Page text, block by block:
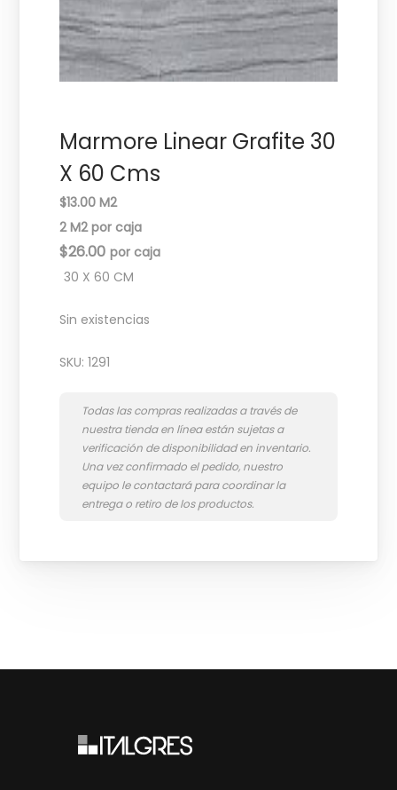
c
ó
d
Marmore Linear Grafite 30
X 60 Cms
$13.00 M2
2 M2 por caja
$26.00
30 X 60 CM
Sin existencias
SKU:1291